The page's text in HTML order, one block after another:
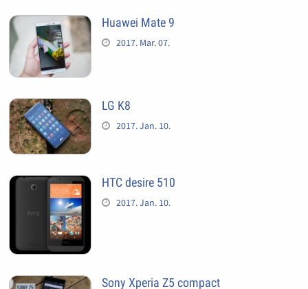
Huawei Mate 9
2017. Mar. 07.
LG K8
2017. Jan. 10.
HTC desire 510
2017. Jan. 10.
Sony Xperia Z5 compact